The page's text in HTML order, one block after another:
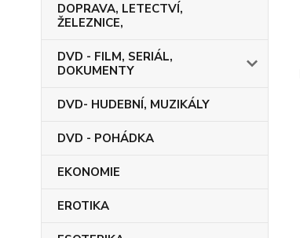
DOPRAVA, LETECTVÍ,
ŽELEZNICE,
DVD - FILM, SERIÁL,
DOKUMENTY
DVD- HUDEBNÍ, MUZIKÁLY
DVD - POHÁDKA
EKONOMIE
EROTIKA